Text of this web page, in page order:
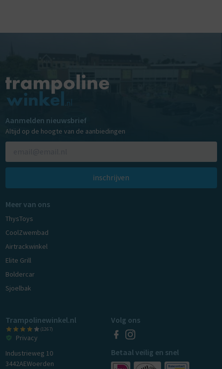
Aanmelden nieuwsbrief
Altijd op de hoogte van de aanbiedingen
inschrijven
Meer van ons
ThysToys
CoolZwembad
Airtrackwinkel
Elite Grill
Boldercar
Sjoelbak
Trampolinewinkel.nl
(1267)
Privacy
Industrieweg 10
3442AEWoerden
Volg ons
Betaal veilig en snel